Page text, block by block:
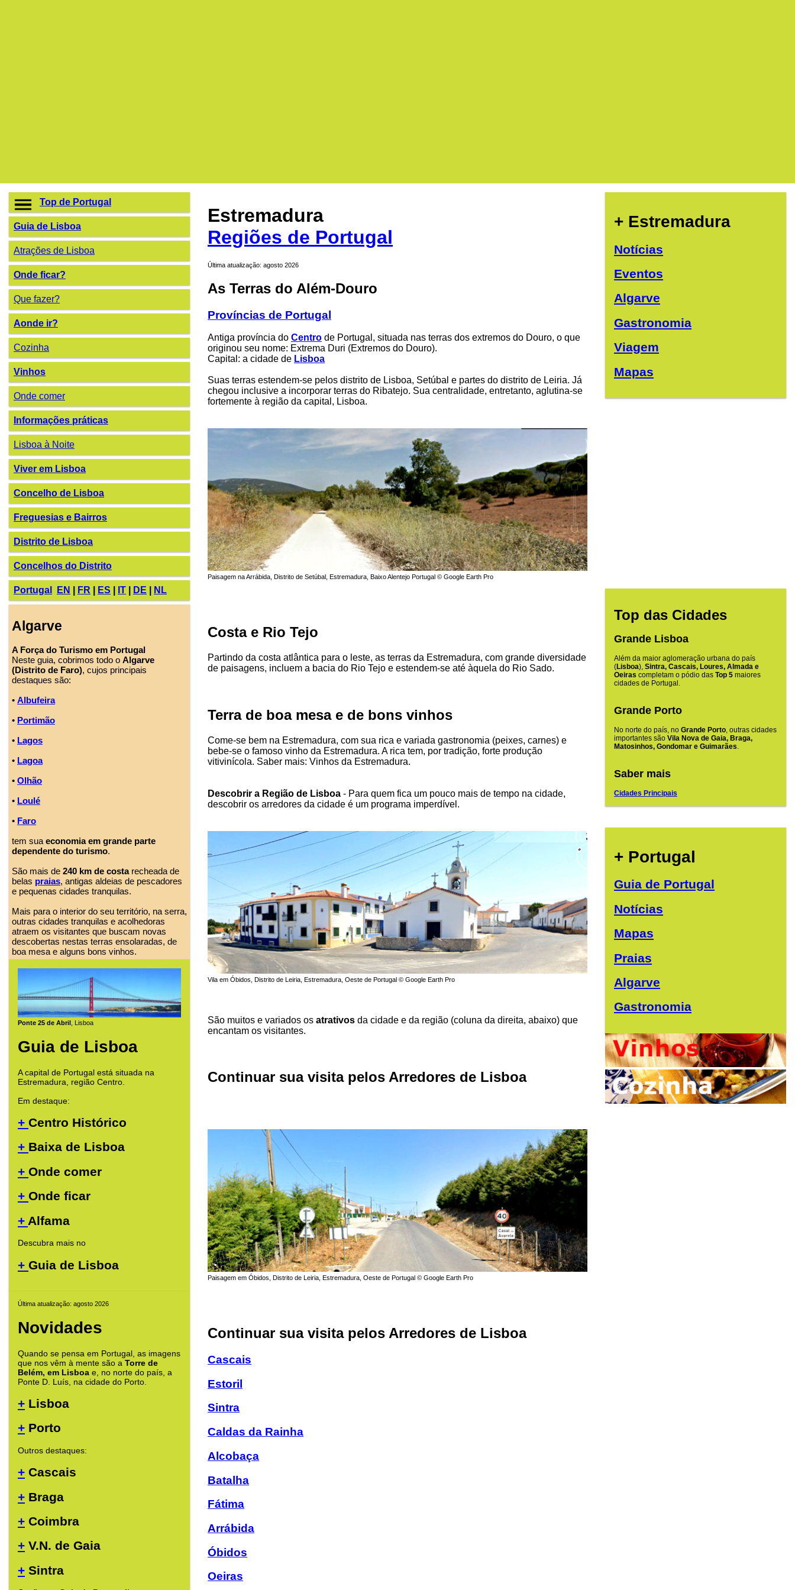
Top de Portugal
Guia de Lisboa
Atrações de Lisboa
Onde ficar?
Que fazer?
Aonde ir?
Cozinha
Vinhos
Onde comer
Informações práticas
Lisboa à Noite
Viver em Lisboa
Concelho de Lisboa
Freguesias e Bairros
Distrito de Lisboa
Concelhos do Distrito
Portugal EN FR ES IT DE NL
Algarve
A Força do Turismo em Portugal
Neste guia, cobrimos todo o Algarve
(Distrito de Faro), cujos principais
destaques são:
• Albufeira
• Portimão
• Lagos
• Lagoa
• Olhão
• Loulé
• Faro
tem sua economia em grande parte
dependente do turismo.
São mais de 240 km de costarecheada de
belas praias, antigas aldeias de pescadores
e pequenas cidades tranquilas.
Mais para o interior do seu território, na serra,
outras cidades tranquilas e acolhedoras
atraem os visitantes que buscam novas
descobertas nestas terras ensolaradas, de
boa mesa e alguns bons vinhos.
Ponte 25 de Abril , Lisboa
Guia de Lisboa
A capital de Portugal está situada na
Estremadura, região Centro.
Em destaque:
+ Centro Histórico
+ Baixa de Lisboa
+ Onde comer
+ Onde ficar
+ Alfama
Descubra mais no
+ Guia de Lisboa
Última atualização: agosto 2026
Novidades
Quando se pensa em Portugal, as imagens
que nos vêm à mente são a Torre de
Belém, em Lisboa e, no norte do país, a
Ponte D. Luís, na cidade do Porto.
+ Lisboa
+ Porto
Outros destaques:
+ Cascais
+ Braga
+ Coimbra
+ V.N. de Gaia
+ Sintra
Estremadura
Regiões de Portugal
Última atualização: agosto 2026
As Terras do Além-Douro
Províncias de Portugal
Antiga província do Centro de Portugal, situada nas terras dos extremos do Douro, o que
originou seu nome: Extrema Duri (Extremos do Douro).
Capital: a cidade de Lisboa
Suas terras estendem-se pelos distrito de Lisboa, Setúbal e partes do distrito de Leiria. Já
chegou inclusive a incorporar terras do Ribatejo. Sua centralidade, entretanto, aglutina-se
fortemente à região da capital, Lisboa.
Paisagem na Arrábida, Distrito de Setúbal, Estremadura, Baixo Alentejo Portugal © Google Earth Pro
Costa e Rio Tejo
Partindo da costa atlântica para o leste, as terras da Estremadura, com grande diversidade
de paisagens, incluem a bacia do Rio Tejo e estendem-se até àquela do Rio Sado.
Terra de boa mesa e de bons vinhos
Come-se bem na Estremadura, com sua rica e variada gastronomia (peixes, carnes) e
bebe-se o famoso vinho da Estremadura. A rica tem, por tradição, forte produção
vitivinícola. Saber mais: Vinhos da Estremadura.
Descobrir a Região de Lisboa - Para quem fica um pouco mais de tempo na cidade,
descobrir os arredores da cidade é um programa imperdível.
Vila em Óbidos, Distrito de Leiria, Estremadura, Oeste de Portugal © Google Earth Pro
São muitos e variados os atrativos da cidade e da região (coluna da direita, abaixo) que
encantam os visitantes.
Continuar sua visita pelos Arredores de Lisboa
Paisagem em Óbidos, Distrito de Leiria, Estremadura, Oeste de Portugal © Google Earth Pro
Continuar sua visita pelos Arredores de Lisboa
Cascais
Estoril
Sintra
Caldas da Rainha
Alcobaça
Batalha
Fátima
Arrábida
Óbidos
Oeiras
+ Estremadura
Notícias
Eventos
Algarve
Gastronomia
Viagem
Mapas
Top das Cidades
Grande Lisboa
Além da maior aglomeração urbana do país
(Lisboa), Sintra, Cascais, Loures, Almada e
Oeiras completam o pódio das Top 5 maiores
cidades de Portugal.
Grande Porto
No norte do país, no Grande Porto, outras cidades
importantes são Vila Nova de Gaia, Braga,
Matosinhos, Gondomar e Guimarães.
Saber mais
Cidades Principais
+ Portugal
Guia de Portugal
Notícias
Mapas
Praias
Algarve
Gastronomia